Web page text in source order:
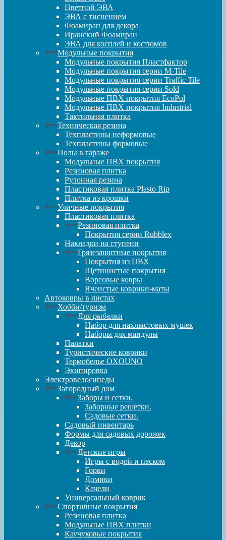
Цветной ЭВА
ЭВА с тиснением
Фоамиран для декора
Иранский Фоамиран
ЭВА для косплей и костюмов
Модульные покрытия
Модульные покрытия Пластфактор
Модульные покрытия серии M-Tile
Модульные покрытия серии Traffic Tile
Модульные покрытия серии Sold
Модульные ПВХ покрытия EcoPol
Модульные ПВХ покрытия Industrial
Тактильная плитка
Техническая резина
Техпластины неформовые
Техпластины формовые
Полы в гараже
Модульные ПВХ покрытия
Резиновая плитка
Рулонная резина
Пластиковая плитка Plasto Rip
Плитка из крошки
Уличные покрытия
Пластиковая плитка
Резиновая плитка
Покрытия серии Rubblex
Накладки на ступени
Грязезащитные покрытия
Покрытия из ПВХ
Щетинистые покрытия
Ворсовые ковры
Ячеистые коврики-маты
Автоковры в листах
Хобби/туризм
Для рыбалки
Набор для нахлыстовых мушек
Наборы для мандулы
Палатки
Туристические коврики
Термобелье OXOUNO
Экипировка
Электровелосипеды
Загородный дом
Заборы и сетки.
Заборные решетки.
Садовые сетки.
Садовый инвентарь
Формы для садовых дорожек
Декор
Детские игры
Игры с водой и песком
Горки
Домики
Качели
Универсальный коврик
Спортивные покрытия
Резиновая плитка
Модульные ПВХ плитки
Каучуковые покрытия